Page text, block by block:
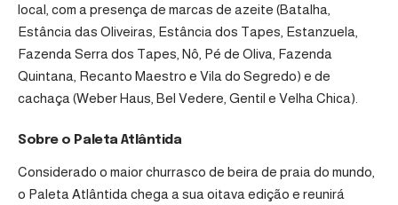
local, com a presença de marcas de azeite (Batalha,
Estância das Oliveiras, Estância dos Tapes, Estanzuela,
Fazenda Serra dos Tapes, Nô, Pé de Oliva, Fazenda
Quintana, Recanto Maestro e Vila do Segredo) e de
cachaça (Weber Haus, Bel Vedere, Gentil e Velha Chica).
Sobre o Paleta Atlântida
Considerado o maior churrasco de beira de praia do mundo,
o Paleta Atlântida chega a sua oitava edição e reunirá